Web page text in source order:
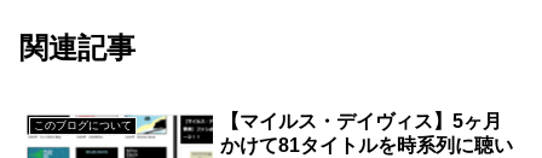
関連記事
このブログについて
【マイルス・デイヴィス】5ヶ月
かけて81タイトルを時系列に聴い